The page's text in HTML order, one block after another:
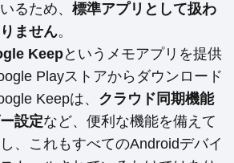
るため、 標準アプリとして扱わ
ません。
Keepというメモアプリを提供
Playストアからダウンロード
Keepは、 クラウド同期機能
設定など、便利な機能を備えて
、これもすべてのAndroidデバイ